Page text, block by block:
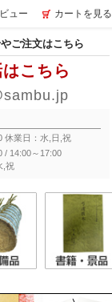
ュー カートを見る
ご注文はこちら
こちら
業日：水,日,祝
/ 14:00～17:00
,祝